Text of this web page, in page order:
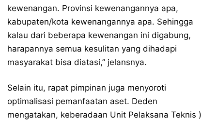
kewenangan. Provinsi kewenangannya apa,
kabupaten/kota kewenangannya apa. Sehingga
kalau dari beberapa kewenangan ini digabung,
harapannya semua kesulitan yang dihadapi
masyarakat bisa diatasi,” jelansnya.
Selain itu, rapat pimpinan juga menyoroti
optimalisasi pemanfaatan aset. Deden
mengatakan, keberadaan Unit Pelaksana Teknis )